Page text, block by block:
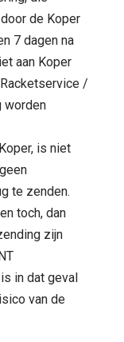
de Koper
7 dagen na
aan Koper
/
worden
is niet
te zenden.
toch, dan
zijn
in dat geval
van de